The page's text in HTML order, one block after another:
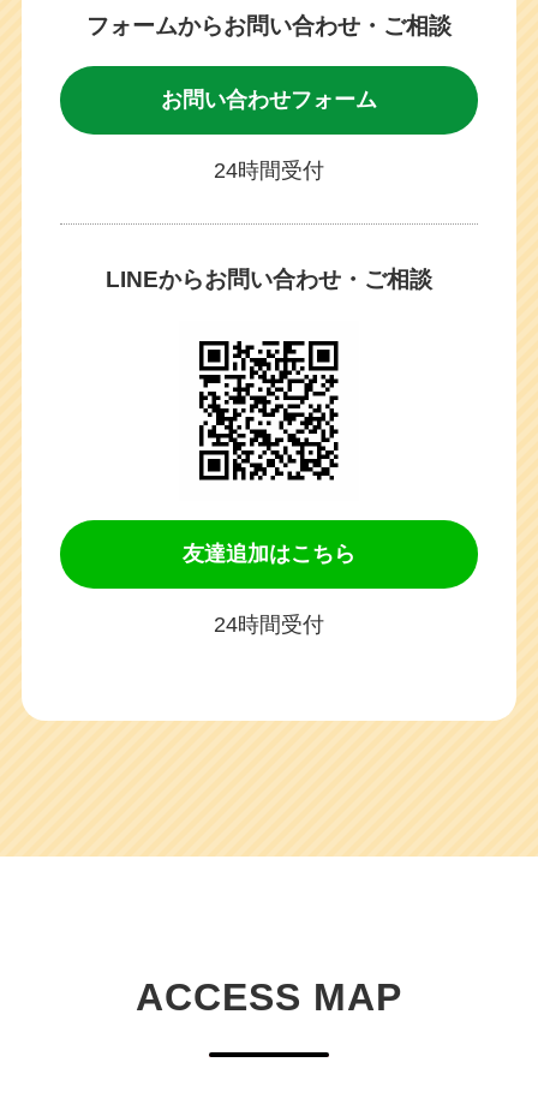
フォームからお問い合わせ・ご相談
お問い合わせフォーム
24時間受付
LINEからお問い合わせ・ご相談
友達追加はこちら
24時間受付
ACCESS MAP